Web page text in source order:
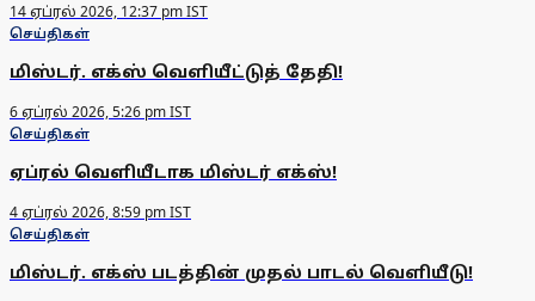
14 ஏப்ரல் 2026, 12:37 pm IST
செய்திகள்
மிஸ்டர். எக்ஸ் வெளியீட்டுத் தேதி!
6 ஏப்ரல் 2026, 5:26 pm IST
செய்திகள்
ஏப்ரல் வெளியீடாக மிஸ்டர் எக்ஸ்!
4 ஏப்ரல் 2026, 8:59 pm IST
செய்திகள்
மிஸ்டர். எக்ஸ் படத்தின் முதல் பாடல் வெளியீடு!